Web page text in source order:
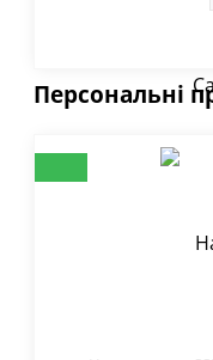
Персональні